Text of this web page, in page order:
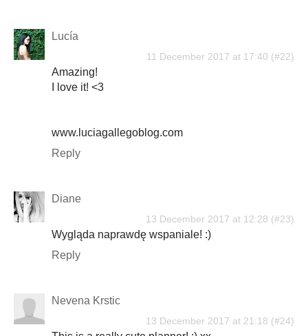
Lucía
11 December 2017 at 17:40
Amazing!
I love it! <3
www.luciagallegoblog.com
Reply
Diane
13 December 2017 at 12:28
Wygląda naprawdę wspaniale! :)
Reply
Nevena Krstic
13 December 2017 at 21:18